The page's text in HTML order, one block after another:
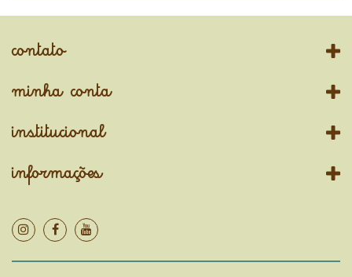
contato
minha conta
institucional
informações